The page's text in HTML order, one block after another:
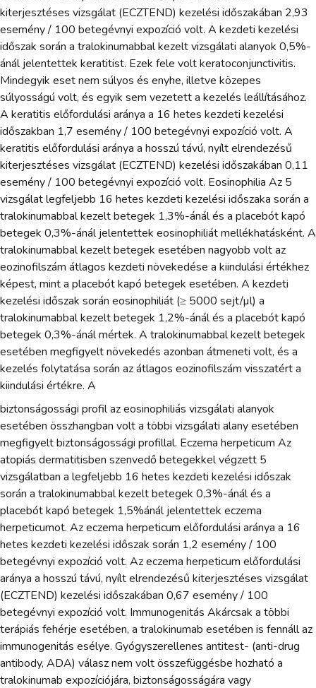
kiterjesztéses vizsgálat (ECZTEND) kezelési időszakában 2,93
esemény / 100 betegévnyi expozíció volt. A kezdeti kezelési
időszak során a tralokinumabbal kezelt vizsgálati alanyok 0,5%-
ánál jelentettek keratitist. Ezek fele volt keratoconjunctivitis.
Mindegyik eset nem súlyos és enyhe, illetve közepes
súlyosságú volt, és egyik sem vezetett a kezelés leállításához.
A keratitis előfordulási aránya a 16 hetes kezdeti kezelési
időszakban 1,7 esemény / 100 betegévnyi expozíció volt. A
keratitis előfordulási aránya a hosszú távú, nyílt elrendezésű
kiterjesztéses vizsgálat (ECZTEND) kezelési időszakában 0,11
esemény / 100 betegévnyi expozíció volt. Eosinophilia Az 5
vizsgálat legfeljebb 16 hetes kezdeti kezelési időszaka során a
tralokinumabbal kezelt betegek 1,3%-ánál és a placebót kapó
betegek 0,3%-ánál jelentettek eosinophiliát mellékhatásként. A
tralokinumabbal kezelt betegek esetében nagyobb volt az
eozinofilszám átlagos kezdeti növekedése a kiindulási értékhez
képest, mint a placebót kapó betegek esetében. A kezdeti
kezelési időszak során eosinophiliát (≥ 5000 sejt/µl) a
tralokinumabbal kezelt betegek 1,2%-ánál és a placebót kapó
betegek 0,3%-ánál mértek. A tralokinumabbal kezelt betegek
esetében megfigyelt növekedés azonban átmeneti volt, és a
kezelés folytatása során az átlagos eozinofilszám visszatért a
kiindulási értékre. A
biztonságossági profil az eosinophiliás vizsgálati alanyok
esetében összhangban volt a többi vizsgálati alany esetében
megfigyelt biztonságossági profillal. Eczema herpeticum Az
atopiás dermatitisben szenvedő betegekkel végzett 5
vizsgálatban a legfeljebb 16 hetes kezdeti kezelési időszak
során a tralokinumabbal kezelt betegek 0,3%-ánál és a
placebót kapó betegek 1,5%ánál jelentettek eczema
herpeticumot. Az eczema herpeticum előfordulási aránya a 16
hetes kezdeti kezelési időszak során 1,2 esemény / 100
betegévnyi expozíció volt. Az eczema herpeticum előfordulási
aránya a hosszú távú, nyílt elrendezésű kiterjesztéses vizsgálat
(ECZTEND) kezelési időszakában 0,67 esemény / 100
betegévnyi expozíció volt. Immunogenitás Akárcsak a többi
terápiás fehérje esetében, a tralokinumab esetében is fennáll az
immunogenitás esélye. Gyógyszerellenes antitest- (anti-drug
antibody, ADA) válasz nem volt összefüggésbe hozható a
tralokinumab expozíciójára, biztonságosságára vagy